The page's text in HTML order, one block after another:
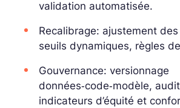
validation automatisée.
Recalibrage: ajustement
seuils dynamiques, règles
Gouvernance: versionnage
données‑code‑modèle,
indicateurs d’équité et